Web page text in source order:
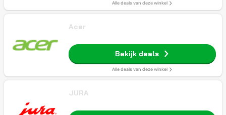
Alle deals van deze winkel
Acer
Bekijk deals
Alle deals van deze winkel
JURA